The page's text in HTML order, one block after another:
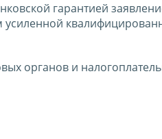
гарантией
органов и